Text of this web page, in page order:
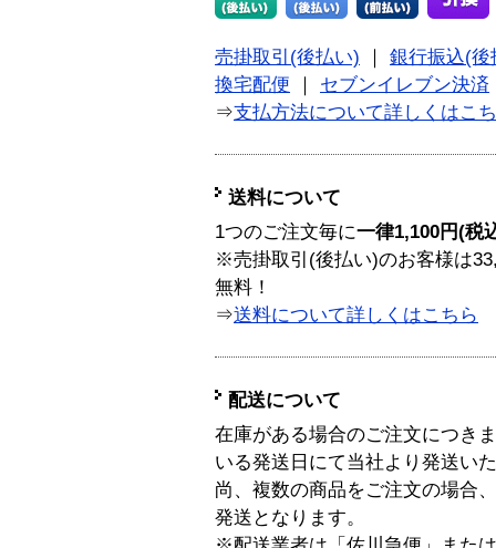
売掛取引(後払い)
銀行振込(後
換宅配便
セブンイレブン決済
⇒支払方法について詳しくはこ
送料について
1つのご注文毎に一律1,100円(税
※売掛取引(後払い)のお客様は
無料！
⇒送料について詳しくはこちら
配送について
在庫がある場合のご注文につき
いる発送日にて当社より発送い
尚、複数の商品をご注文の場合
発送となります。